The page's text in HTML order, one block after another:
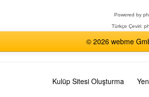
Powered by
Türkçe Çeviri:
© 2026 webme
Kulüp Sitesi Oluşturma